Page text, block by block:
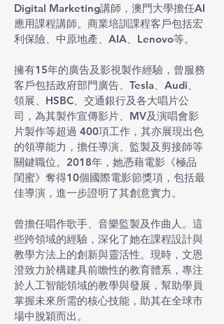
Digital Marketing講師，澳門大學擔任AI
應用課程講師。商業培訓課程客戶包括宏
利保險、中原地產、AIA、Lenovo等。
擁有15年的廣告及影視製作經驗，曾服務
客戶包括政府部門廣告、Tesla、Audi、
領展、HSBC、交通銀行及各大唱片公
司，為其製作宣傳影片、MV及演唱會影
片製作等超過 400項工作，其亦展現出色
的領導能力，擔任導演、監製及剪接師等
關鍵職位。2018年，她憑藉電影《極品
閨蜜》奪得10個國際電影節獎項，包括最
佳導演，進一步證明了其創意實力。
曾擔任唱作歌手、音樂監製及作曲人。這
些跨領域的經驗，深化了她在課程設計與
教學方法上的創新與靈活性。現時，文恩
澄致力於構建具前瞻性的教育體系，專注
於人工智能領域的教學與發展，幫助學員
掌握未來所需的核心技能，助其在全球市
場中脫穎而出。